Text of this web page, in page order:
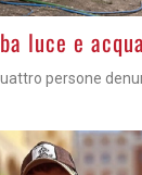
luce e
persone